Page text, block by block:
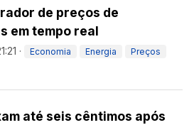
de preços de
em tempo real
· Economia Energia Preços
até seis cêntimos após